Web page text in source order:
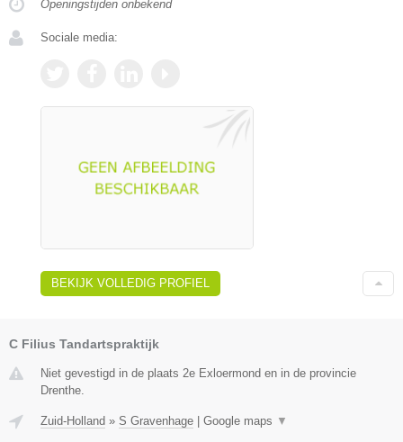
Openingstijden onbekend
Sociale media:
BEKIJK VOLLEDIG PROFIEL
C Filius Tandartspraktijk
Niet gevestigd in de plaats 2e Exloermond en in de provincie
Drenthe.
Zuid-Holland » S Gravenhage | Google maps ▼